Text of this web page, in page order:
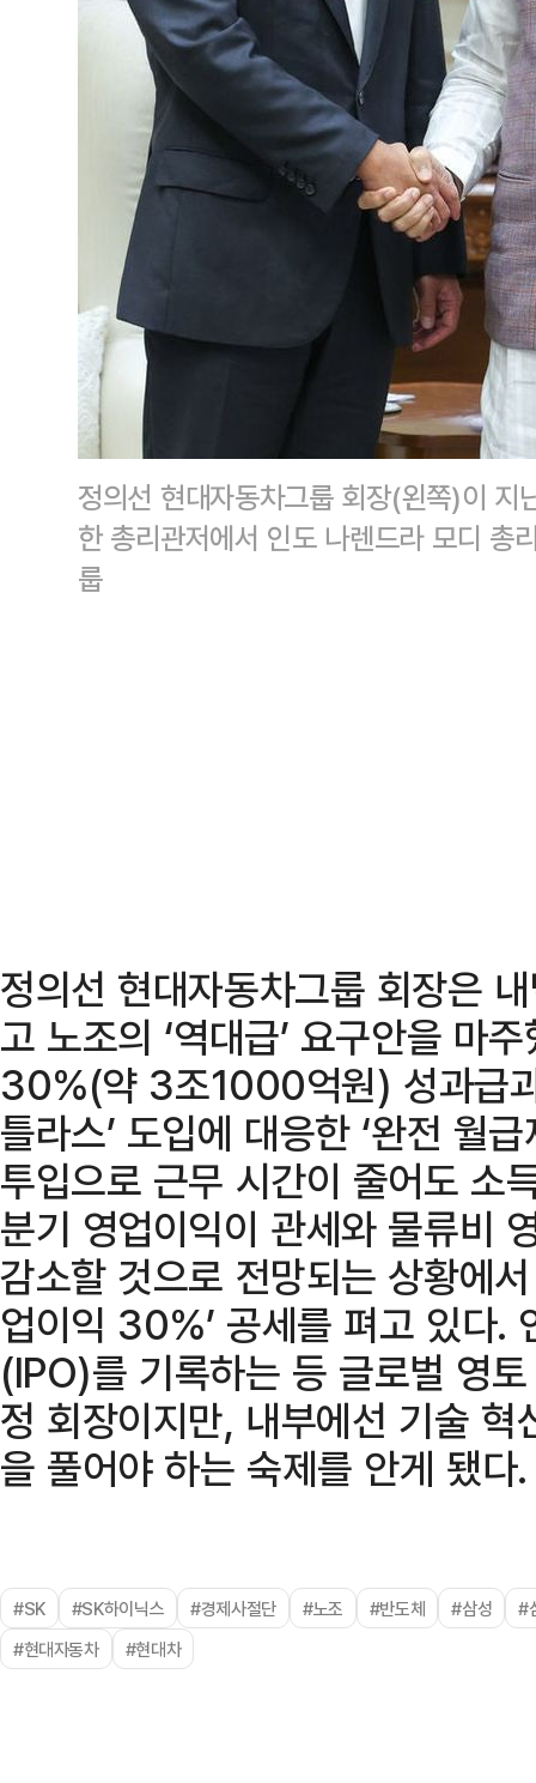
정의선 현대자동차그룹 회장(왼쪽)이
한 총리관저에서 인도 나렌드라 모디
룹
정의선 현대자동차그룹 회장은
고 노조의 ‘역대급’ 요구안을 마
30%(약 3조1000억원) 성과급
틀라스’ 도입에 대응한 ‘완전 월
투입으로 근무 시간이 줄어도 소
분기 영업이익이 관세와 물류비
감소할 것으로 전망되는 상황에
업이익 30%’ 공세를 펴고 있다.
(IPO)를 기록하는 등 글로벌 영
정 회장이지만, 내부에선 기술
을 풀어야 하는 숙제를 안게 됐다.
#SK #SK하이닉스 #경제사절단 #노조 #반도체 #삼성
#
#현대자동차
#현대차